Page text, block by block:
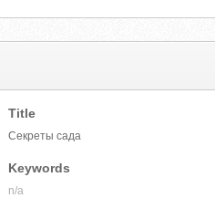
Title
Секреты сада
Keywords
n/a